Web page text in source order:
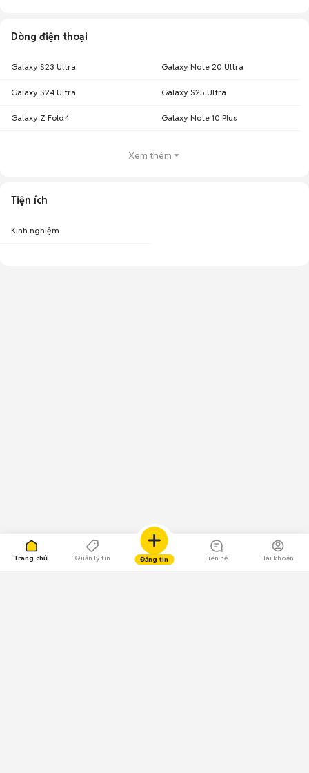
Trang chủ Quản lý tin Đăng tin Liên hệ Tài khoản
Dòng điện thoại
Galaxy S23 Ultra Galaxy Note 20 Ultra
Galaxy S24 Ultra Galaxy S25 Ultra
Galaxy Z Fold4 Galaxy Note 10 Plus
Xem thêm
Tiện ích
Kinh nghiệm